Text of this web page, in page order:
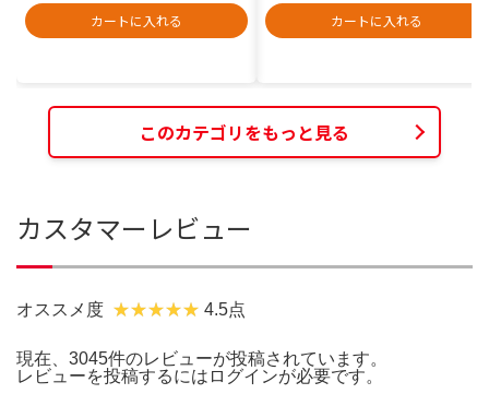
カートに入れる
カートに入れる
このカテゴリをもっと見る
カスタマーレビュー
オススメ度 4.5点
現在、3045件のレビューが投稿されています。
レビューを投稿するには ログインが必要です。